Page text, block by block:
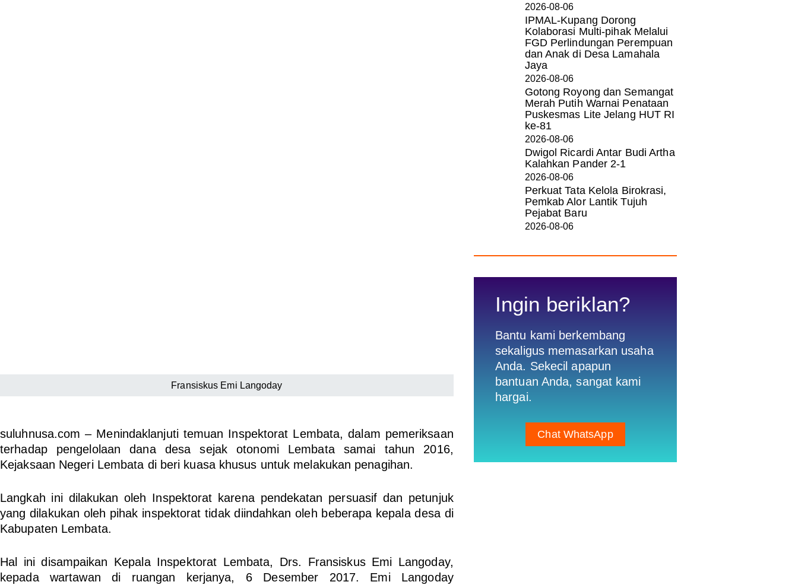
Fransiskus Emi Langoday
suluhnusa.com – Menindaklanjuti temuan Inspektorat Lembata, dalam pemeriksaan
terhadap pengelolaan dana desa sejak otonomi Lembata samai tahun 2016,
Kejaksaan Negeri Lembata di beri kuasa khusus untuk melakukan penagihan.
Langkah ini dilakukan oleh Inspektorat karena pendekatan persuasif dan petunjuk
yang dilakukan oleh pihak inspektorat tidak diindahkan oleh beberapa kepala desa di
Kabupaten Lembata.
Hal ini disampaikan Kepala Inspektorat Lembata, Drs. Fransiskus Emi Langoday,
kepada wartawan di ruangan kerjanya, 6 Desember 2017. Emi Langoday
2026-08-06
IPMAL-Kupang Dorong
Kolaborasi Multi-pihak Melalui
FGD Perlindungan Perempuan
dan Anak di Desa Lamahala
Jaya
2026-08-06
Gotong Royong dan Semangat
Merah Putih Warnai Penataan
Puskesmas Lite Jelang HUT RI
ke-81
2026-08-06
Dwigol Ricardi Antar Budi Artha
Kalahkan Pander 2-1
2026-08-06
Perkuat Tata Kelola Birokrasi,
Pemkab Alor Lantik Tujuh
Pejabat Baru
2026-08-06
Ingin beriklan?
Bantu kami berkembang
sekaligus memasarkan usaha
Anda. Sekecil apapun
bantuan Anda, sangat kami
hargai.
Chat WhatsApp